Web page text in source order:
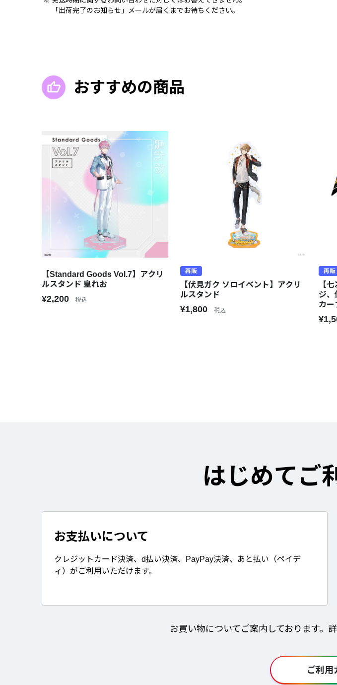
「出荷完了のお知らせ」メールが届くまでお待ちください。
おすすめの商品
【Standard Goods Vol.7】アクリ
ルスタンド 皇れお
¥2,200 税込
再販
【伏見ガク ソロイベント】アクリ
ルスタンド
¥1,800 税込
再販
【
ジ、
カー
ス
はじめてご
お支払いについて
クレジットカード決済、d払い決済、PayPay決済、あと払い（ペイデ
ィ）がご利用いただけます。
お買い物についてご案内しております。
ご利用